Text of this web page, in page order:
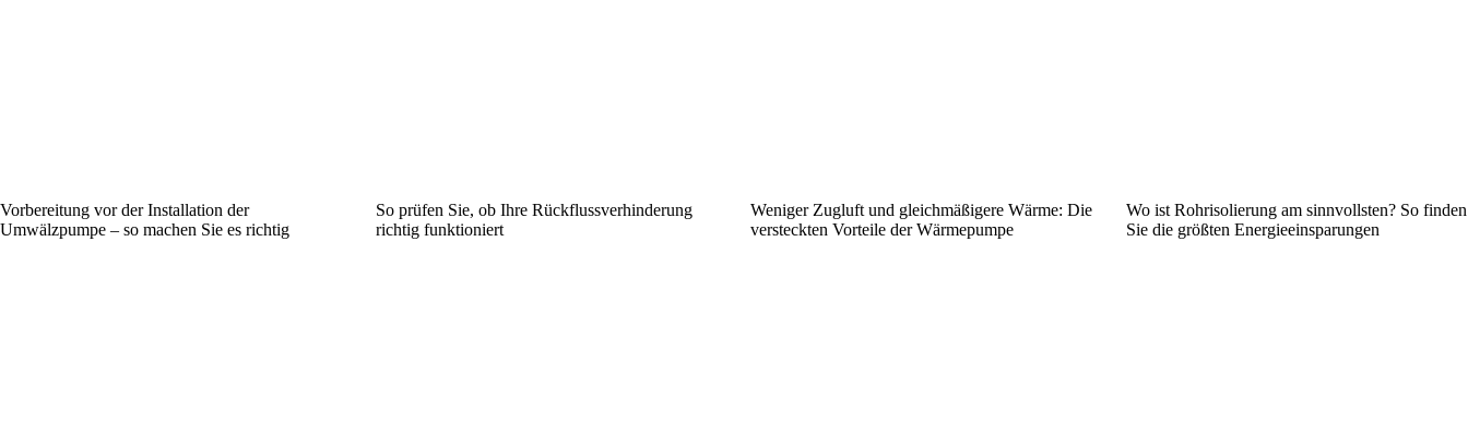
Vorbereitung vor der Installation der
Umwälzpumpe – so machen Sie es richtig
So prüfen Sie, ob Ihre Rückflussverhinderung
richtig funktioniert
Weniger Zugluft und gleichmäßigere Wärme: Die
versteckten Vorteile der Wärmepumpe
Wo ist Rohrisolierung am sinnvollsten? So finden
Sie die größten Energieeinsparungen